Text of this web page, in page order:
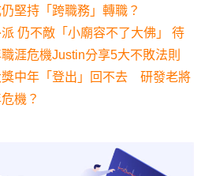
堅持「跨職務」轉職？
仍不敵「小廟容不了大佛」 待
涯危機Justin分享5大不敗法則
獎中年「登出」回不去 研發老將
機？